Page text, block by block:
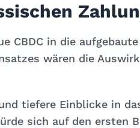
CBDC in die
wären die
tiefere Einblicke in
sich auf den ersten